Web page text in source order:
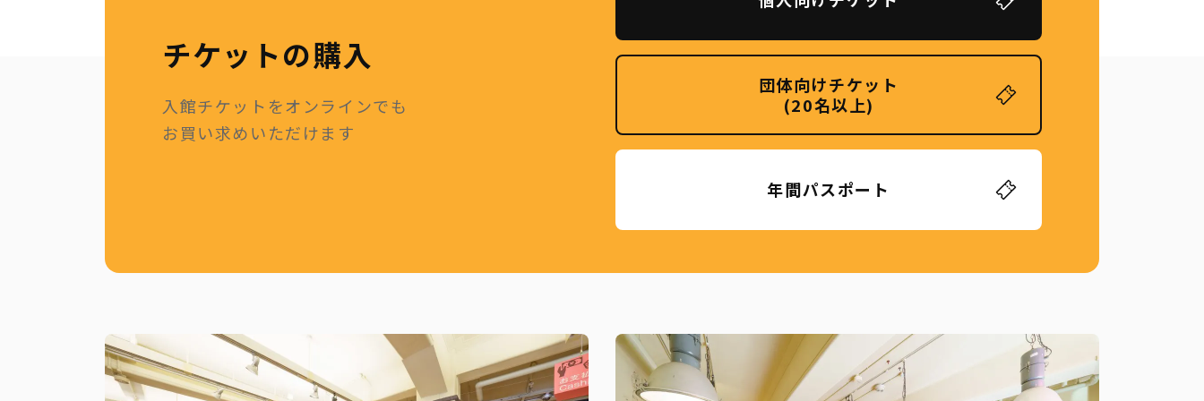
チケットの購入
入館チケットをオンラインでも
お買い求めいただけます
団体向けチケット
(20名以上)
年間パスポート